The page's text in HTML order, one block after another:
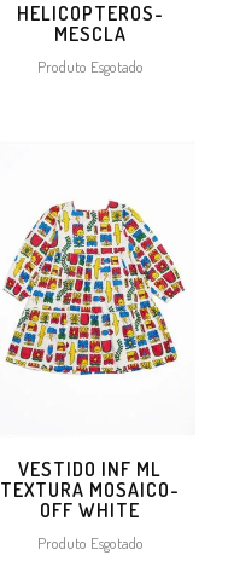
HELICOPTEROS-
MESCLA
Produto Esgotado
VESTIDO INF ML
TEXTURA MOSAICO-
OFF WHITE
Produto Esgotado